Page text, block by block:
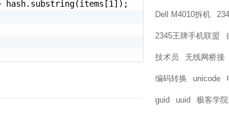
Dell M4010拆机
2345王牌手机联盟
技术员 无线网桥接
编码转换 unicode
guid uuid 极客学院